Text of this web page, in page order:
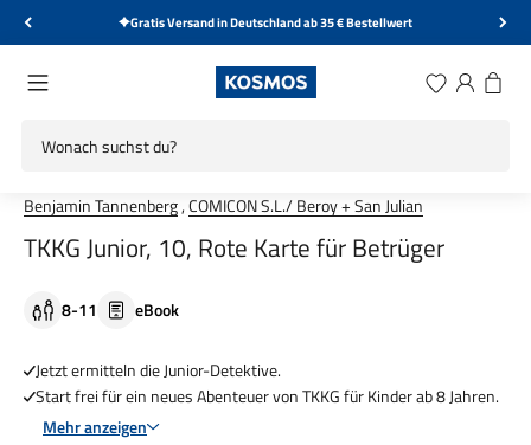
Zum Inhalt springenGratis Versand in Deutschland ab 35 € Bestellwert
Menü KOSMOS Verlag Wunschliste
Anmelden
Benjamin Tannenberg,COMICON S.L./ Beroy + San Julian
TKKG Junior, 10, Rote Karte für Betrüger
8-11 eBook
Jetzt ermitteln die Junior-Detektive.
Start frei für ein neues Abenteuer von TKKG für Kinder ab 8 Jahren.
Mehr anzeigen